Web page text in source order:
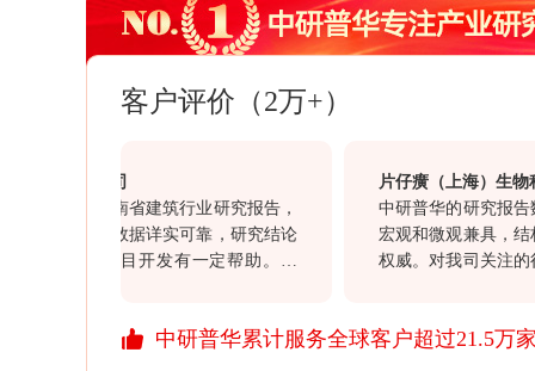
客户评价（2万+）
买的海南省建筑行业研究报告，
全面，数据详实可靠，研究结论
我司的项目开发有一定帮助。另
片仔癀（上海）生物科技
中研普华的研究报告数据
宏观和微观兼具，结构科
权威。对我司关注的行业
行业报告质量均满意，祝
中研普华累计服务全球客户超过21.5万